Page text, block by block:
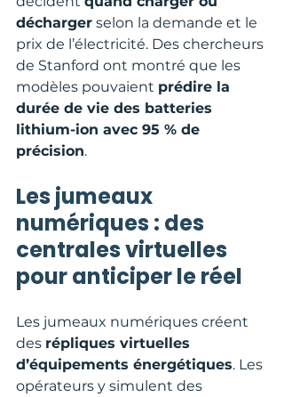
décharger selon la demande et le
prix de l’électricité. Des chercheurs
de Stanford ont montré que les
modèles pouvaient prédire la
durée de vie des batteries
lithium-ion avec 95 % de
précision.
Les jumeaux
numériques : des
centrales virtuelles
pour anticiper le réel
Les jumeaux numériques créent
des répliques virtuelles
d’équipements énergétiques. Les
opérateurs y simulent des